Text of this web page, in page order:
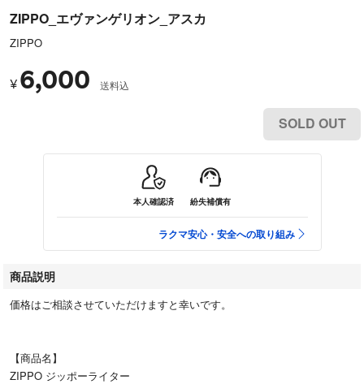
ZIPPO_エヴァンゲリオン_アスカ
ZIPPO
¥ 6,000 送料込
SOLD OUT
本人確認済 紛失補償有
ラクマ安心・安全への取り組み
商品説明
価格はご相談させていただけますと幸いです。
【商品名】
ZIPPO ジッポーライター